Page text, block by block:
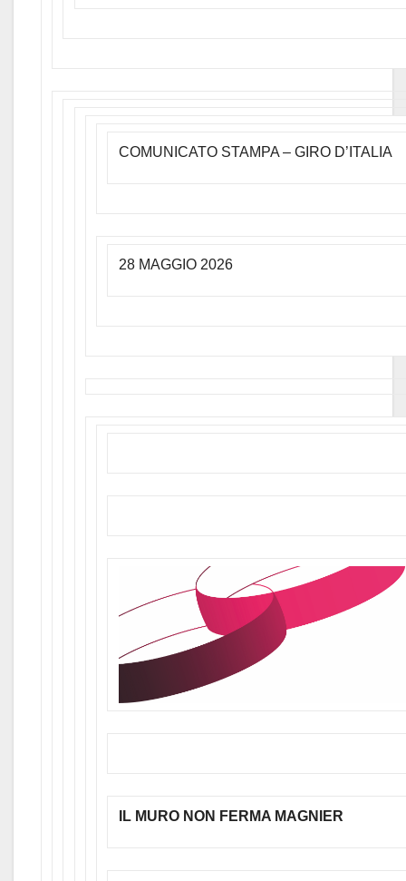
COMUNICATO STAMPA – GIRO D’ITALIA
28 MAGGIO 2026
IL MURO NON FERMA MAGNIER